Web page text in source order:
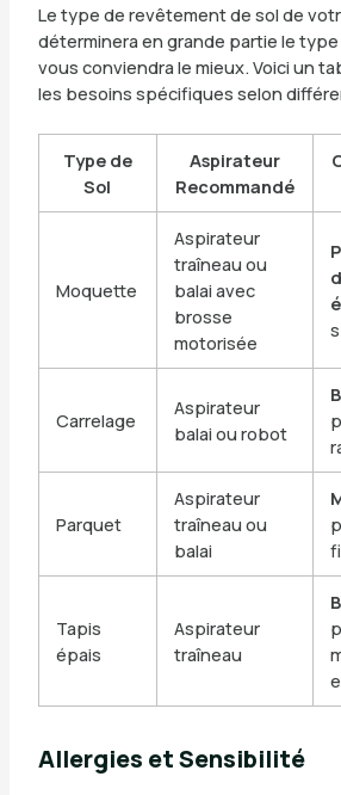
Le type de revêtement de sol de
déterminera en grande partie le type
vous conviendra le mieux. Voici un
les besoins spécifiques selon
Type de
Sol
Aspirateur
Recommandé
Moquette
Aspirateur
traîneau ou
balai avec
brosse
motorisée
Carrelage
Aspirateur
balai ou robot
Parquet
Aspirateur
traîneau ou
balai
Tapis
épais
Aspirateur
traîneau
Allergies et Sensibilité